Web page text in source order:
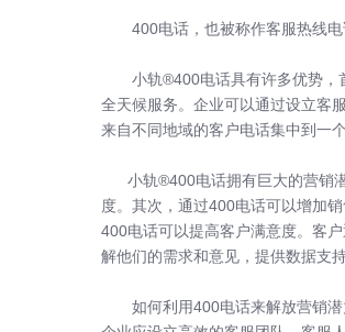
400电话，也被称作客服热线
小轨®400电话具有许多优势，
全天候服务。企业可以通过设立客
来自不同地域的客户电话集中到一
小轨®400电话拥有巨大的营销潜
度。其次，通过400电话可以增加
400电话可以提高客户满意度。客
解他们的需求和意见，提供数据支
如何利用400电话来解放营销潜